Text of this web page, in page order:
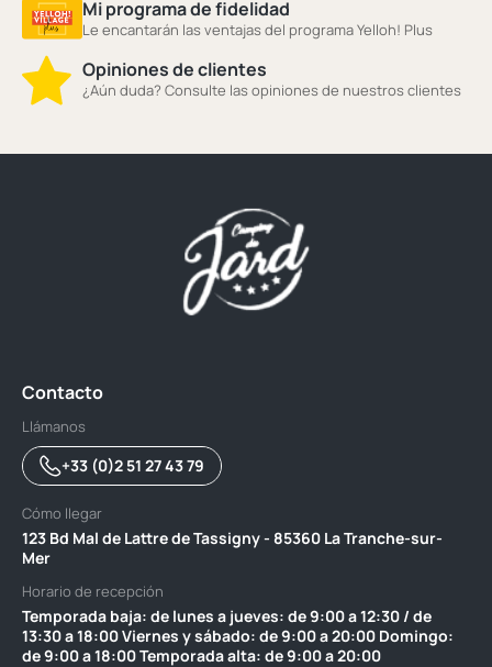
Mi programa de fidelidad
Le encantarán las ventajas del programa Yelloh! Plus
Opiniones de clientes
¿Aún duda? Consulte las opiniones de nuestros clientes
Contacto
Llámanos
+33 (0)2 51 27 43 79
Cómo llegar
123 Bd Mal de Lattre de Tassigny - 85360 La Tranche-sur-
Mer
Horario de recepción
Temporada baja: de lunes a jueves: de 9:00 a 12:30 / de
13:30 a 18:00 Viernes y sábado: de 9:00 a 20:00 Domingo:
de 9:00 a 18:00 Temporada alta: de 9:00 a 20:00